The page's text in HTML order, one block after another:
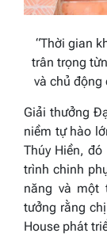
“Thời gian
trân trọng
và chủ động
Giải thưởng
niềm tự hào
Thúy Hiền,
trình chinh
năng và một
tưởng rằng
House phát